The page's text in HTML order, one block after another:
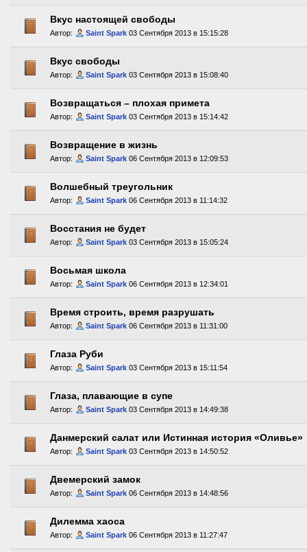
Вкус настоящей свободы
Автор: Saint Spark 03 Сентября 2013 в 15:15:28
Вкус свободы
Автор: Saint Spark 03 Сентября 2013 в 15:08:40
Возвращаться – плохая примета
Автор: Saint Spark 03 Сентября 2013 в 15:14:42
Возвращение в жизнь
Автор: Saint Spark 06 Сентября 2013 в 12:09:53
Волшебный треугольник
Автор: Saint Spark 06 Сентября 2013 в 11:14:32
Восстания не будет
Автор: Saint Spark 03 Сентября 2013 в 15:05:24
Восьмая школа
Автор: Saint Spark 06 Сентября 2013 в 12:34:01
Время строить, время разрушать
Автор: Saint Spark 06 Сентября 2013 в 11:31:00
Глаза Руби
Автор: Saint Spark 03 Сентября 2013 в 15:11:54
Глаза, плавающие в супе
Автор: Saint Spark 03 Сентября 2013 в 14:49:38
Данмерский салат или Истинная история «Оливье»
Автор: Saint Spark 03 Сентября 2013 в 14:50:52
Двемерский замок
Автор: Saint Spark 06 Сентября 2013 в 14:48:56
Дилемма хаоса
Автор: Saint Spark 06 Сентября 2013 в 11:27:47